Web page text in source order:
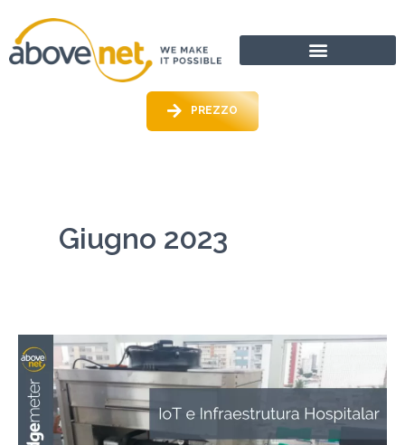
contenuto
PREZZO
Giugno 2023
IoT
e
infrastrutture
ospedaliere